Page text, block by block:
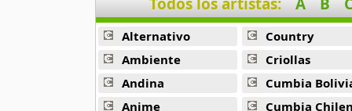
Akb0048
6 músicas online
Akikan
15 músicas online
Alternativo
Ambiente
Andina
Anime
Country
Criollas
Cumbia
Cumbia